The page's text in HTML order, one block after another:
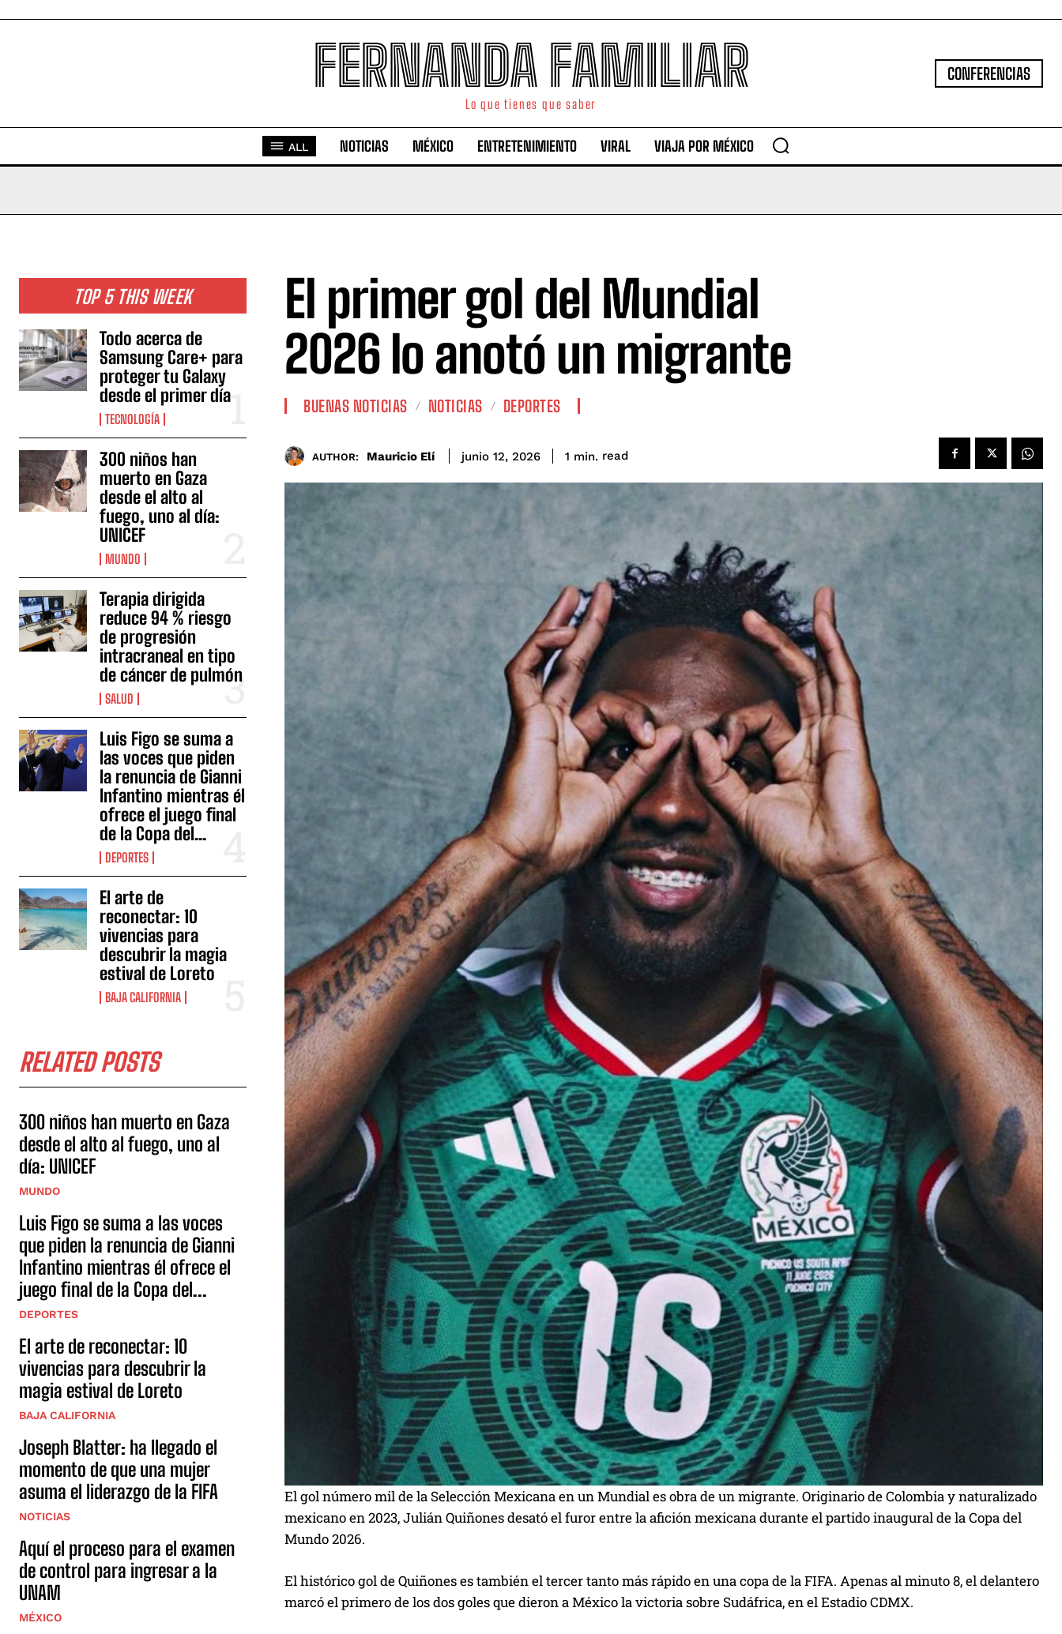
FERNANDA FAMILIAR
Lo que tienes que saber
CONFERENCIAS
ALL NOTICIAS MÉXICO ENTRETENIMIENTO VIRAL VIAJA POR MÉXICO
TOP 5 THIS WEEK
Todo acerca de
Samsung Care+ para
proteger tu Galaxy
desde el primer día
TECNOLOGÍA
300 niños han
muerto en Gaza
desde el alto al
fuego, uno al día:
UNICEF
MUNDO
Terapia dirigida
reduce 94 % riesgo
de progresión
intracraneal en tipo
de cáncer de pulmón
SALUD
Luis Figo se suma a
las voces que piden
la renuncia de Gianni
Infantino mientras él
ofrece el juego final
de la Copa del...
DEPORTES
El arte de
reconectar: 10
vivencias para
descubrir la magia
estival de Loreto
BAJA CALIFORNIA
RELATED POSTS
300 niños han muerto en Gaza
desde el alto al fuego, uno al
día: UNICEF
MUNDO
Luis Figo se suma a las voces
que piden la renuncia de Gianni
Infantino mientras él ofrece el
juego final de la Copa del...
DEPORTES
El arte de reconectar: 10
vivencias para descubrir la
magia estival de Loreto
BAJA CALIFORNIA
Joseph Blatter: ha llegado el
momento de que una mujer
asuma el liderazgo de la FIFA
NOTICIAS
Aquí el proceso para el examen
de control para ingresar a la
UNAM
MÉXICO
El primer gol del Mundial
2026 lo anotó un migrante
BUENAS NOTICIAS NOTICIAS DEPORTES
AUTHOR: Mauricio Elí junio 12, 2026 1 min. read
El gol número mil de la Selección Mexicana en un Mundial es obra de un migrante. Originario de Colombia y naturalizado
mexicano en 2023, Julián Quiñones desató el furor entre la afición mexicana durante el partido inaugural de la Copa del
Mundo 2026.
El histórico gol de Quiñones es también el tercer tanto más rápido en una copa de la FIFA. Apenas al minuto 8, el delantero
marcó el primero de los dos goles que dieron a México la victoria sobre Sudáfrica, en el Estadio CDMX.